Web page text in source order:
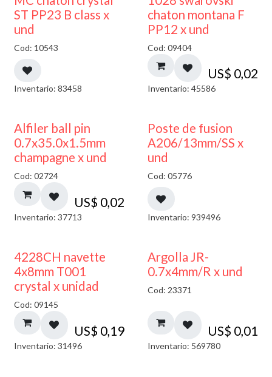
ST PP23 B class x
und
Cod: 10543
Inventario: 83458
chaton montana F
PP12 x und
Cod: 09404
US$ 0,02
Inventario: 45586
Alfiler ball pin
0.7x35.0x1.5mm
champagne x und
Cod: 02724
US$ 0,02
Inventario: 37713
Poste de fusion
A206/13mm/SS x
und
Cod: 05776
Inventario: 939496
4228CH navette
4x8mm T001
crystal x unidad
Cod: 09145
US$ 0,19
Inventario: 31496
Argolla JR-
0.7x4mm/R x und
Cod: 23371
US$ 0,01
Inventario: 569780